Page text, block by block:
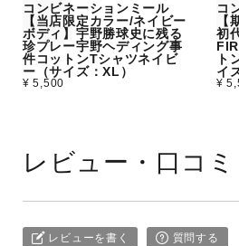
コンビネーションミール
【当店限定カラー/ネイビー
ボディ】宇野勝球史に残る
珍プレー宇野ヘディング事
件コットンTシャツネイビ
ー（サイズ：XL）
¥ 5,500
コ
【
初
ト
イ
¥
レビュー・口コミ
レビューを書く 質問する